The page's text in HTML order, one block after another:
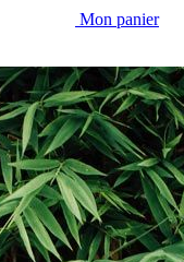
Mon panier